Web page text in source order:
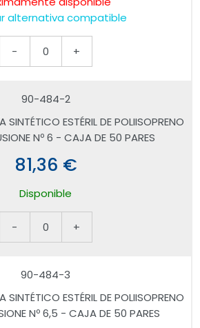
alternativa compatible
- 0 +
90-484-2
SINTÉTICO ESTÉRIL DE POLIISOPRENO
Nº 6 - CAJA DE 50 PARES
81,36 €
Disponible
- 0 +
90-484-3
SINTÉTICO ESTÉRIL DE POLIISOPRENO
Nº 6,5 - CAJA DE 50 PARES